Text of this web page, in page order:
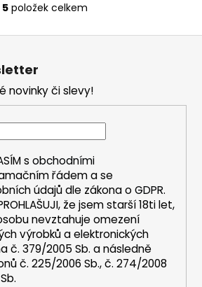
O
v
a
c
í
p
r
v
k
y
v
ý
p
i
5 položek celkem
novinky či slevy!
s obchodními
řádem a se
údajů dle zákona oGDPR.
že jsem starší 18ti let,
nevztahuje omezení
výrobků a elektronických
č. 379/2005 Sb. a následně
č. 225/2006 Sb., č. 274/2008